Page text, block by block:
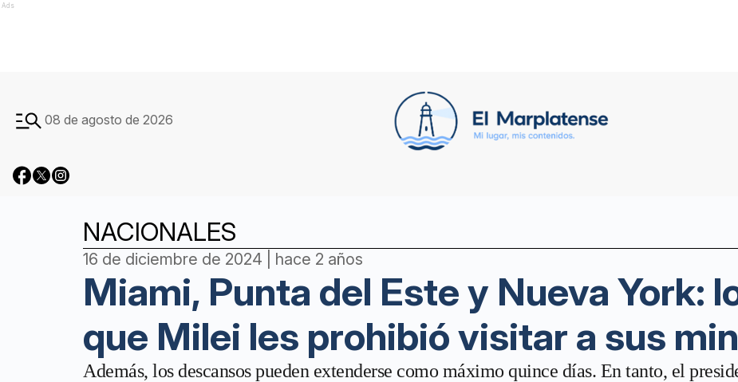
Ads
08 de agosto de 2026
NACIONALES
16 de diciembre de 2024 | hace 2 años
Miami, Punta del Este y Nueva York:
que Milei les prohibió visitar a sus
Además, los descansos pueden extenderse como máximo quince días. En tanto, el